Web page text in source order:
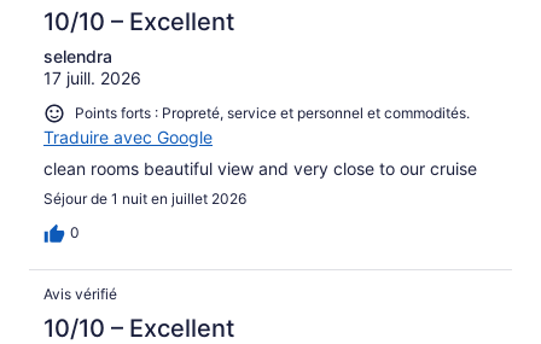
10/10 – Excellent
selendra
17 juill. 2026
Points forts : Propreté, service et personnel et commodités.
Traduire avec Google
clean rooms beautiful view and very close to our cruise
Séjour de 1 nuit en juillet 2026
0
Avis vérifié
10/10 – Excellent